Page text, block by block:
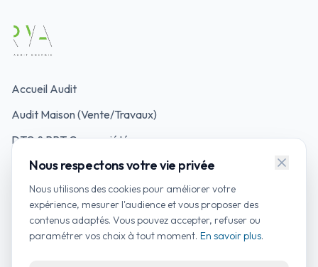
Accueil Audit
Audit Maison (Vente/Travaux)
DTG & PPT Copropriété
Mon Accompagnateur Rénov'
Simulateurs d'Aides
Contacter un auditeur
Nous respectons votre vie privée
Nous utilisons des cookies pour améliorer votre
expérience, mesurer l'audience et vous proposer des
contenus adaptés. Vous pouvez accepter, refuser ou
paramétrer vos choix à tout moment. En savoir plus.